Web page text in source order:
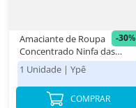
-30%
Amaciante de Roupa
Concentrado Ninfa das
Águas L'Occitane au Brésil
Ypê Frasco 1,5l
1 Unidade | Ypê
R$ 24,98 COMPRAR